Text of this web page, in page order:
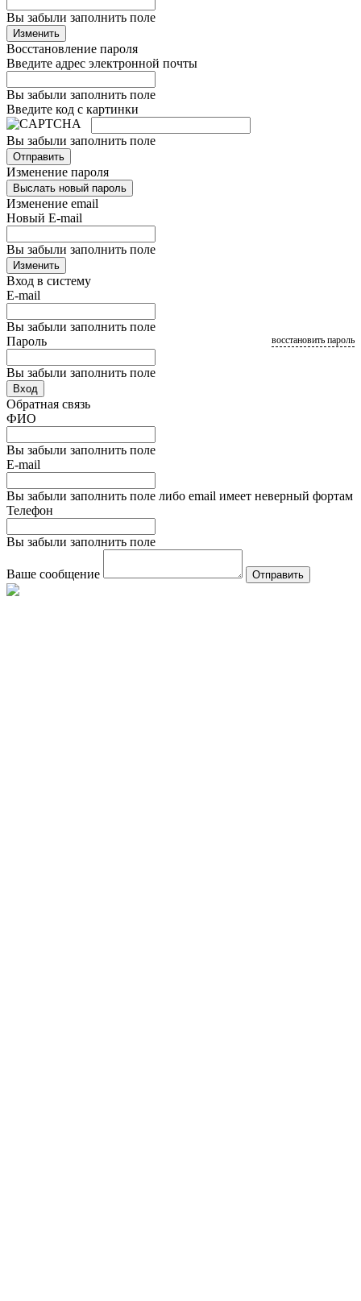
Вы забыли заполнить поле
Изменить
Восстановление пароля
Введите адрес электронной почты
Вы забыли заполнить поле
Введите код с картинки
Вы забыли заполнить поле
Отправить
Изменение пароля
Выслать новый пароль
Изменение email
Новый E-mail
Вы забыли заполнить поле
Изменить
Вход в систему
E-mail
Вы забыли заполнить поле
Пароль
Вы забыли заполнить поле
восстановить пароль
Вход
Обратная связь
ФИО
Вы забыли заполнить поле
E-mail
Вы забыли заполнить поле либо email имеет неверный фортам
Телефон
Вы забыли заполнить поле
Ваше сообщение Отправить